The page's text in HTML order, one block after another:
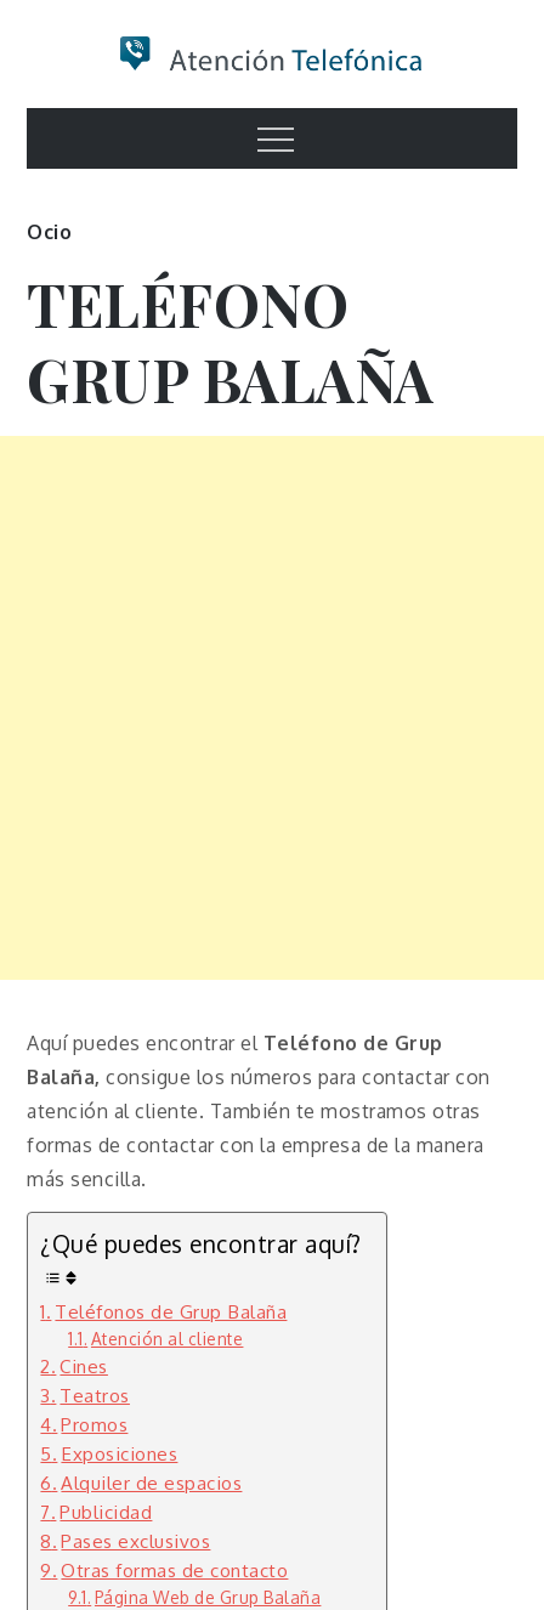
Numero de
Información
Menu
Ocio
TELÉFONO
GRUP BALAÑA
Aquí puedes encontrar el Teléfono de Grup
Balaña,consigue los números para contactar con
atención al cliente. También te mostramos otras
formas de contactar con la empresa de la manera
más sencilla.
¿Qué puedes encontrar aquí?
Teléfonos de Grup Balaña
Atención al cliente
Cines
Teatros
Promos
Exposiciones
Alquiler de espacios
Publicidad
Pases exclusivos
Otras formas de contacto
Página Web de Grup Balaña